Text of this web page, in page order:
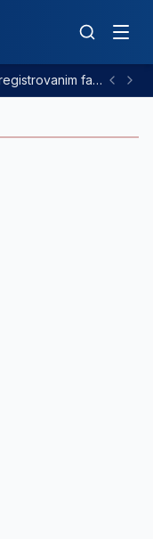
ZDK odobrio 2,38 miliona KM podrške registrovanim farmama goveda